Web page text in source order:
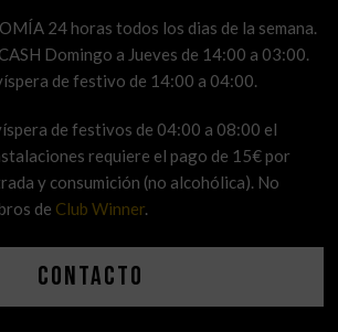
24 horas todos los dias de la semana.
Domingo a Jueves de 14:00 a 03:00.
de festivo de 14:00 a 04:00.
de festivos de 04:00 a 08:00 el
requiere el pago de 15€ por
y consumición (no alcohólica). No
de Club Winner.
Contacto